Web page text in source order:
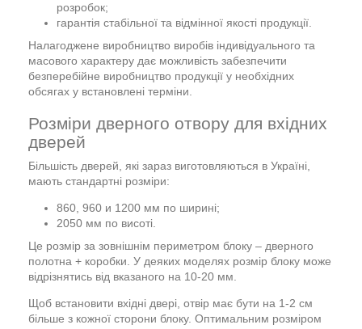
розробок;
гарантія стабільної та відмінної якості продукції.
Налагоджене виробництво виробів індивідуального та
масового характеру дає можливість забезпечити
безперебійне виробництво продукції у необхідних
обсягах у встановлені терміни.
Розміри дверного отвору для вхідних
дверей
Більшість дверей, які зараз виготовляються в Україні,
мають стандартні розміри:
860, 960 и 1200 мм по ширині;
2050 мм по висоті.
Це розмір за зовнішнім периметром блоку – дверного
полотна + коробки. У деяких моделях розмір блоку може
відрізнятись від вказаного на 10-20 мм.
Щоб встановити вхідні двері, отвір має бути на 1-2 см
більше з кожної сторони блоку. Оптимальним розміром